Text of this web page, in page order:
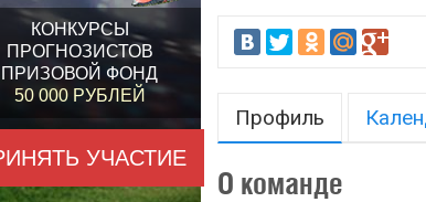
КОНКУРСЫ
ПРОГНОЗИСТОВ
ПРИЗОВОЙ ФОНД
50 000 РУБЛЕЙ
УЧАСТИЕ
Профиль
О команде